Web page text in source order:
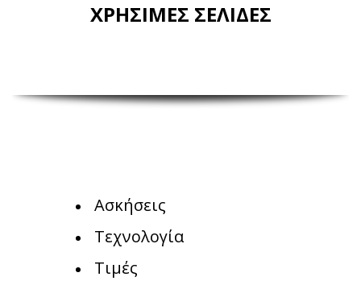
ΧΡΗΣΙΜΕΣ ΣΕΛΙΔΕΣ
Ασκήσεις
Τεχνολογία
Τιμές